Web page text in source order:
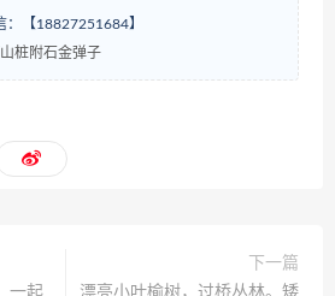
：【18827251684】
桩附石金弹子
下一篇